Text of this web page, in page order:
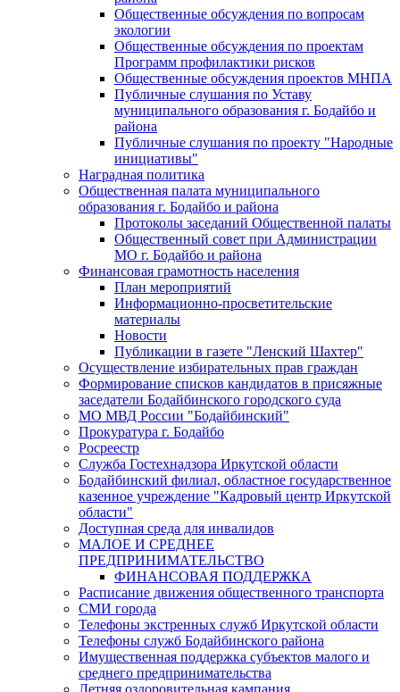
Общественные обсуждения по вопросам
экологии
Общественные обсуждения по проектам
Программ профилактики рисков
Общественные обсуждения проектов МНПА
Публичные слушания по Уставу
муниципального образования г. Бодайбо и
района
Публичные слушания по проекту "Народные
инициативы"
Наградная политика
Общественная палата муниципального
образования г. Бодайбо и района
Протоколы заседаний Общественной палаты
Общественный совет при Администрации
МО г. Бодайбо и района
Финансовая грамотность населения
План мероприятий
Информационно-просветительские
материалы
Новости
Публикации в газете "Ленский Шахтер"
Осуществление избирательных прав граждан
Формирование списков кандидатов в присяжные
заседатели Бодайбинского городского суда
МО МВД России "Бодайбинский"
Прокуратура г. Бодайбо
Росреестр
Служба Гостехнадзора Иркутской области
Бодайбинский филиал, областное государственное
казенное учреждение "Кадровый центр Иркутской
области"
Доступная среда для инвалидов
МАЛОЕ И СРЕДНЕЕ
ПРЕДПРИНИМАТЕЛЬСТВО
ФИНАНСОВАЯ ПОДДЕРЖКА
Расписание движения общественного транспорта
СМИ города
Телефоны экстренных служб Иркутской области
Телефоны служб Бодайбинского района
Имущественная поддержка субъектов малого и
среднего предпринимательства
Летняя оздоровительная кампания